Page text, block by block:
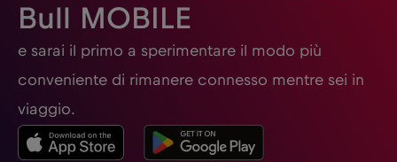
Bull MOBILE
e sarai il primo a sperimentare il modo più
conveniente di rimanere connesso mentre sei in
viaggio.